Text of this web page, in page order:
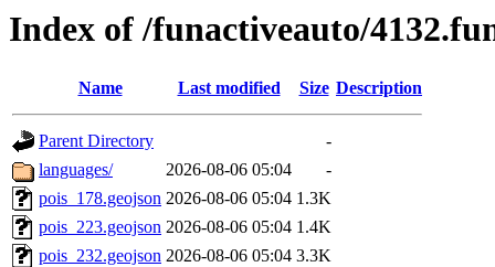
Index of /funactiveauto/
Name Last modified Size Description
Parent Directory
-
languages/
2026-08-06 05:04
-
pois_178.geojson 2026-08-06 05:04 1.3K
pois_223.geojson 2026-08-06 05:04 1.4K
pois_232.geojson 2026-08-06 05:04 3.3K